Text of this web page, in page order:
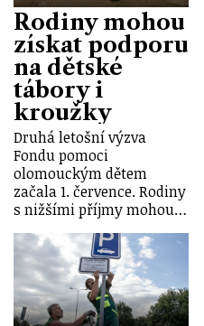
Rodiny mohou
získat podporu
na dětské
tábory i
kroužky
Druhá letošní výzva
Fondu pomoci
olomouckým dětem
začala 1. července. Rodiny
s nižšími příjmy mohou…